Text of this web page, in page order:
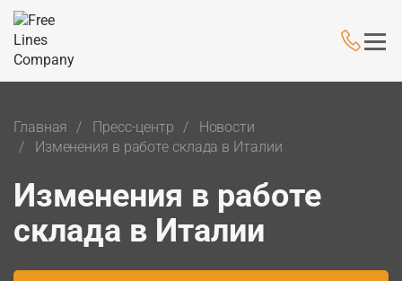
Главная Пресс-центр
Новости
Изменения в работе склада в Италии
Изменения в работе
склада в Италии